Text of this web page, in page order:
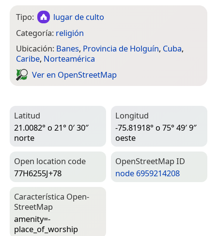
Tipo:
lugar de culto
Categoría: religión
Ubicación: Banes, Provincia de Holguín, Cuba,
Caribe, Norteamérica
Ver en Open­Street­Map
Latitud
21.0082° o 21° 0′ 30″
norte
Longitud
-75.81918° o 75° 49′ 9″
oeste
Open location code
77H6255J+78
Open­Street­Map ID
node 6959214208
Característica Open­
Street­Map
amenity=­
place_of_worship